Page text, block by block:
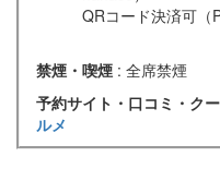
QRコード決済可（
禁煙・喫煙 : 全席禁煙
予約サイト・口コミ・ク
ルメ